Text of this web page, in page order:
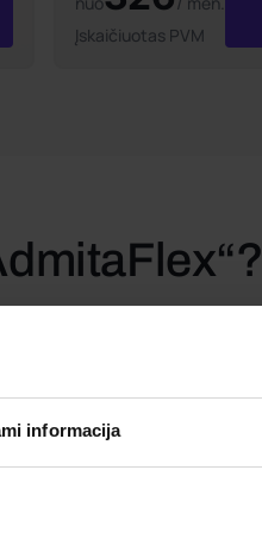
informacija
Įskaičiuotas PVM